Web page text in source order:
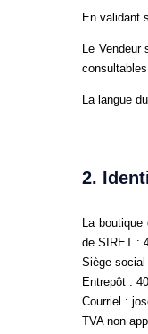
En validant
Le
La langue
2.
La
de SIRET :
Siège
Entrepôt :
Courriel :
TVA non